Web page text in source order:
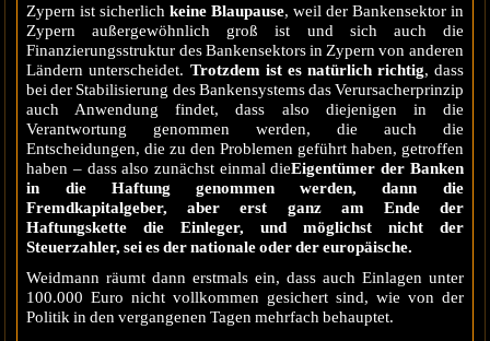
Zypern ist sicherlichkeine Blaupause, weil der Bankensektor in
Zypern außergewöhnlich groß ist und sich auch die
Finanzierungsstruktur des Bankensektors in Zypern von anderen
Ländern unterscheidet. Trotzdem ist es natürlich richtig, dass
bei der Stabilisierung des Bankensystems das Verursacherprinzip
auch Anwendung findet, dass also diejenigen in die
Verantwortung genommen werden, die auch die
Entscheidungen, die zu den Problemen geführt haben, getroffen
haben – dass also zunächst einmal dieEigentümer der Banken
in die Haftung genommen werden, dann die
Fremdkapitalgeber, aber erst ganz am Ende der
Haftungskette die Einleger, und möglichst nicht der
Steuerzahler, sei es der nationale oder der europäische.
Weidmann räumt dann erstmals ein, dass auch Einlagen unter
100.000 Euro nicht vollkommen gesichert sind, wie von der
Politik in den vergangenen Tagen mehrfach behauptet.